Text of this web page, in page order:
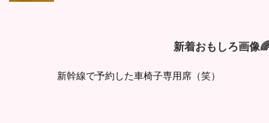
新着おもしろ画像
新幹線で予約した車椅子専用席（笑）